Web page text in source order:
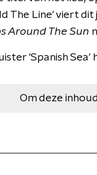
The Line' viert
Around The Sun
'Spanish Sea'
Om deze